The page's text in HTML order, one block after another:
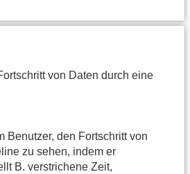
von Daten durch eine
Benutzer, den Fortschritt von
zu sehen, indem er
B. verstrichene Zeit,